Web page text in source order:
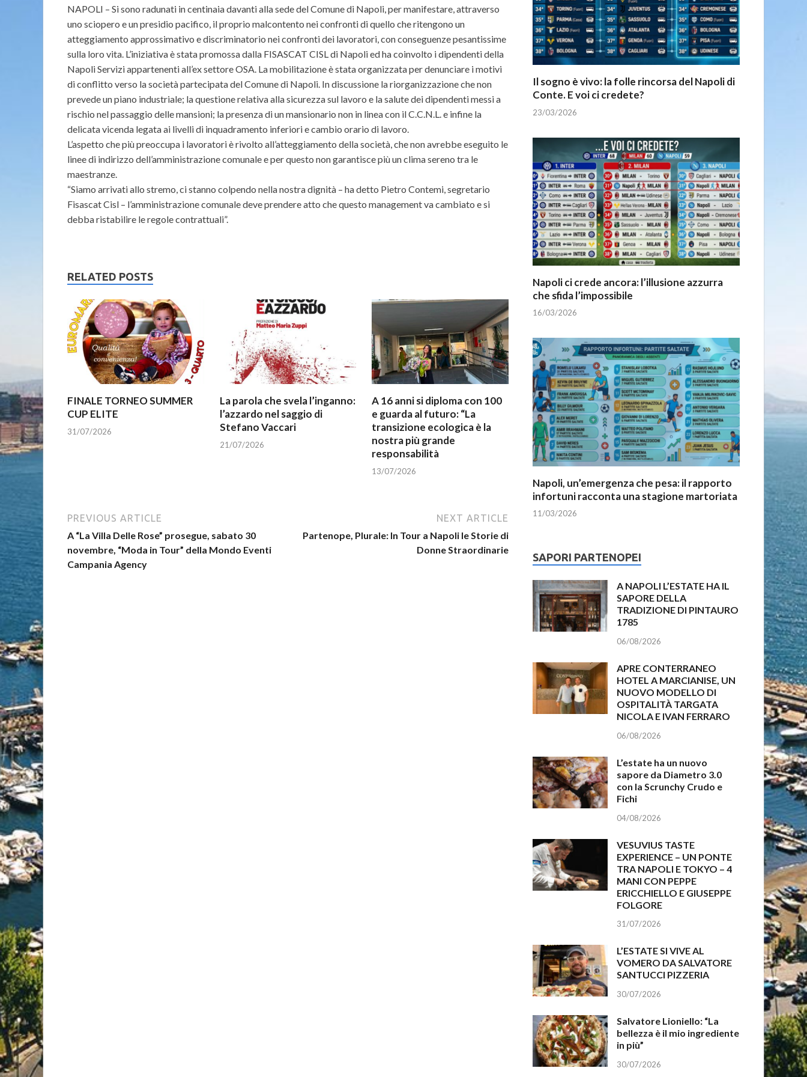
NAPOLI – Si sono radunati in centinaia davanti alla sede del Comune di Napoli, per manifestare, attraverso
uno sciopero e un presidio pacifico, il proprio malcontento nei confronti di quello che ritengono un
atteggiamento approssimativo e discriminatorio nei confronti dei lavoratori, con conseguenze pesantissime
sulla loro vita. L’iniziativa è stata promossa dalla FISASCAT CISL di Napoli ed ha coinvolto i dipendenti della
Napoli Servizi appartenenti all’ex settore OSA. La mobilitazione è stata organizzata per denunciare i motivi
di conflitto verso la società partecipata del Comune di Napoli. In discussione la riorganizzazione che non
prevede un piano industriale; la questione relativa alla sicurezza sul lavoro e la salute dei dipendenti messi a
rischio nel passaggio delle mansioni; la presenza di un mansionario non in linea con il C.C.N.L. e infine la
delicata vicenda legata ai livelli di inquadramento inferiori e cambio orario di lavoro.
L’aspetto che più preoccupa i lavoratori è rivolto all’atteggiamento della società, che non avrebbe eseguito le
linee di indirizzo dell’amministrazione comunale e per questo non garantisce più un clima sereno tra le
maestranze.
“Siamo arrivati allo stremo, ci stanno colpendo nella nostra dignità – ha detto Pietro Contemi, segretario
Fisascat Cisl – l’amministrazione comunale deve prendere atto che questo management va cambiato e si
debba ristabilire le regole contrattuali”.
RELATED POSTS
FINALE TORNEO SUMMER
CUP ELITE
31/07/2026
La parola che svela l’inganno:
l’azzardo nel saggio di
Stefano Vaccari
21/07/2026
A 16 anni si diploma con 100
e guarda al futuro: “La
transizione ecologica è la
nostra più grande
responsabilità
13/07/2026
PREVIOUS ARTICLE
A “La Villa Delle Rose” prosegue, sabato 30
novembre, “Moda in Tour” della Mondo Eventi
Campania Agency
NEXT ARTICLE
Partenope, Plurale: In Tour a Napoli le Storie di
Donne Straordinarie
Il sogno è vivo: la folle rincorsa del Napoli di
Conte. E voi ci credete?
23/03/2026
Napoli ci crede ancora: l’illusione azzurra
che sfida l’impossibile
16/03/2026
Napoli, un’emergenza che pesa: il rapporto
infortuni racconta una stagione martoriata
11/03/2026
SAPORI PARTENOPEI
A NAPOLI L’ESTATE HA IL
SAPORE DELLA
TRADIZIONE DI PINTAURO
1785
06/08/2026
APRE CONTERRANEO
HOTEL A MARCIANISE, UN
NUOVO MODELLO DI
OSPITALITÀ TARGATA
NICOLA E IVAN FERRARO
06/08/2026
L’estate ha un nuovo
sapore da Diametro 3.0
con la Scrunchy Crudo e
Fichi
04/08/2026
VESUVIUS TASTE
EXPERIENCE – UN PONTE
TRA NAPOLI E TOKYO – 4
MANI CON PEPPE
ERICCHIELLO E GIUSEPPE
FOLGORE
31/07/2026
L’ESTATE SI VIVE AL
VOMERO DA SALVATORE
SANTUCCI PIZZERIA
30/07/2026
Salvatore Lioniello: “La
bellezza è il mio ingrediente
in più”
30/07/2026